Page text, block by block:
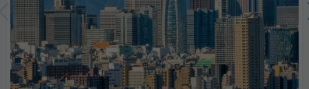
Ναγκασάκι, Ιαπωνία
07:00
17:00